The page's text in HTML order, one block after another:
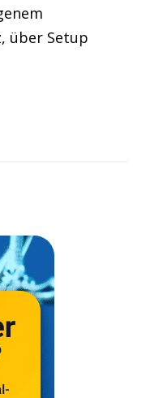
über Setup